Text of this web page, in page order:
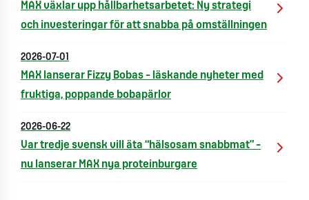
MAX växlar upp hållbarhetsarbetet: Ny strategi
och investeringar för att snabba på omställningen
2026-07-01
MAX lanserar Fizzy Bobas – läskande nyheter med
fruktiga, poppande bobapärlor
2026-06-22
Var tredje svensk vill äta “hälsosam snabbmat” –
nu lanserar MAX nya proteinburgare